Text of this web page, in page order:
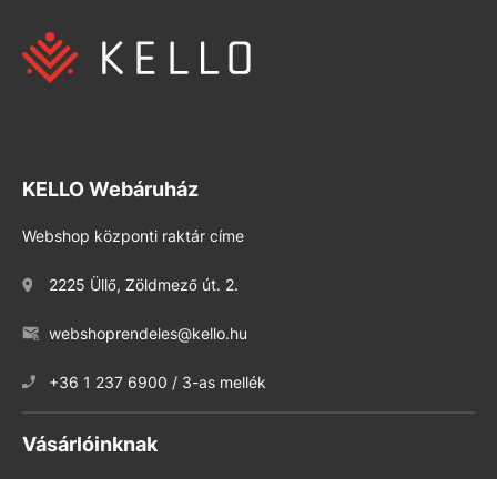
KELLO Webáruház
Webshop központi raktár címe
2225 Üllő, Zöldmező út. 2.
webshoprendeles@kello.hu
+36 1 237 6900 / 3-as mellék
Vásárlóinknak